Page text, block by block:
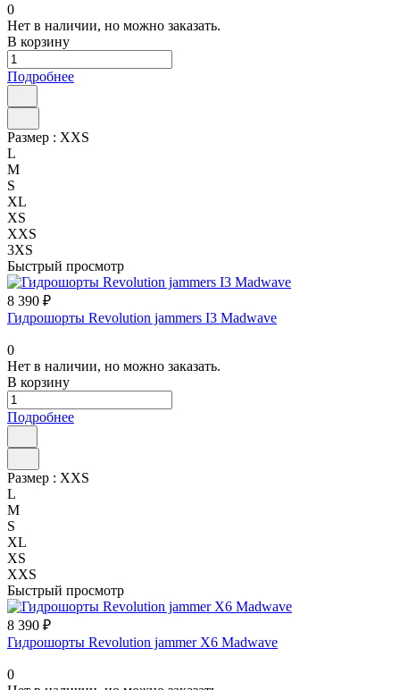
0
Нет в наличии, но можно заказать.
В корзину
Подробнее
Размер : XXS
L
M
S
XL
XS
XXS
3XS
Быстрый просмотр
8 390 ₽
Гидрошорты Revolution jammers I3 Madwave
0
Нет в наличии, но можно заказать.
В корзину
Подробнее
Размер : XXS
L
M
S
XL
XS
XXS
Быстрый просмотр
8 390 ₽
Гидрошорты Revolution jammer X6 Madwave
0